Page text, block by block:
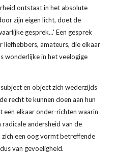
ontstaat in het absolute
zijn eigen licht, doet de
gesprek...' Een gesprek
amateurs, die elkaar
wonderlijke in het veelogige
en object zich wederzijds
recht te kunnen doen aan hun
een elkaar onder-richten waarin
andersheid van de
een oog vormt betreffende
van gevoeligheid.